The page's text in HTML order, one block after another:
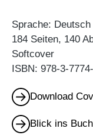
Sprache: Deutsch
184 Seiten, 140
Softcover
ISBN: 978-3-
Download
Blick ins Buch